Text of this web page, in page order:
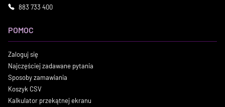
883 733 400
POMOC
Zaloguj się
Najczęściej zadawane pytania
Sposoby zamawiania
Koszyk CSV
Kalkulator przekątnej ekranu